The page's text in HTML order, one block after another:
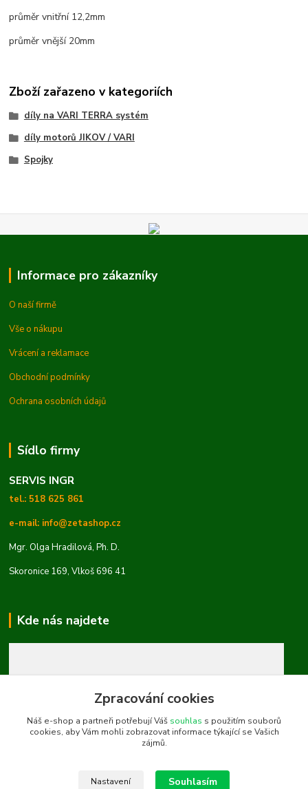
průměr vnitřní 12,2mm
průměr vnější 20mm
Zboží zařazeno v kategoriích
díly na VARI TERRA systém
díly motorů JIKOV / VARI
Spojky
Informace pro zákazníky
O naší firmě
Vše o nákupu
Vrácení a reklamace
Obchodní podmínky
Ochrana osobních údajů
Sídlo firmy
SERVIS INGR
tel.: 518 625 861
e-mail: info@zetashop.cz
Mgr. Olga Hradilová, Ph. D.
Skoronice 169, Vlkoš 696 41
Kde nás najdete
Zpracování cookies
Náš e-shop a partneři potřebují Váš souhlas s použitím souborů
cookies, aby Vám mohli zobrazovat informace týkající se Vašich
zájmů.
Nastavení Souhlasím